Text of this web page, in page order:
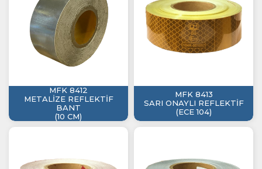
MFK 8412
METALİZE REFLEKTİF
BANT
(10 CM)
MFK 8413
SARI ONAYLI REFLEKTİF
(ECE 104)